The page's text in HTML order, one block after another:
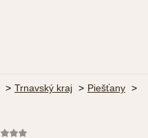
Trnavský kraj
Piešťany